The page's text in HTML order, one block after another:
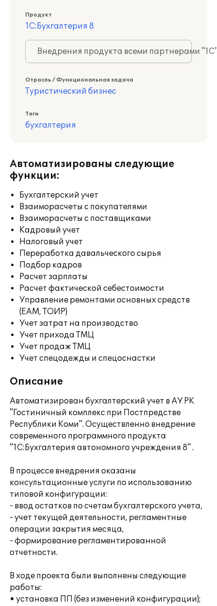
Продукт
1С:Бухгалтерия 8
Внедрения продукта всеми партнерами
Отрасль / Функциональная задача
Туристический бизнес
Теги
бухгалтерия
Автоматизированы следующие
функции:
Бухгалтерский учет
Взаиморасчеты с покупателями
Взаиморасчеты с поставщиками
Кадровый учет
Налоговый учет
Переработка давальческого сырья
Подбор кадров
Расчет зарплаты
Расчет фактической себестоимости
Управление ремонтами основных средств
(EAM, ТОИР)
Учет затрат на производство
Учет прихода ТМЦ
Учет продаж ТМЦ
Учет спецодежды и спецоснастки
Описание
Автоматизирован бухгалтерский учет в АУ РК
"Гостиничный комплекс при Постпредстве
Республики Коми". Осуществленно внедрение
современного программного продукта
"1С:Бухгалтерия автономного учреждения 8" .
В процессе внедрения оказаны
консультационные услуги по использованию
типовой конфигурации:
- ввод остатков по счетам бухгалтерского учета,
- учет текущей деятельности, регламентные
операции закрытия месяца,
- формирование регламентированной
отчетности.
В ходе проекта были выполнены следующие
работы:
• установка ПП (без изменений конфигурации);